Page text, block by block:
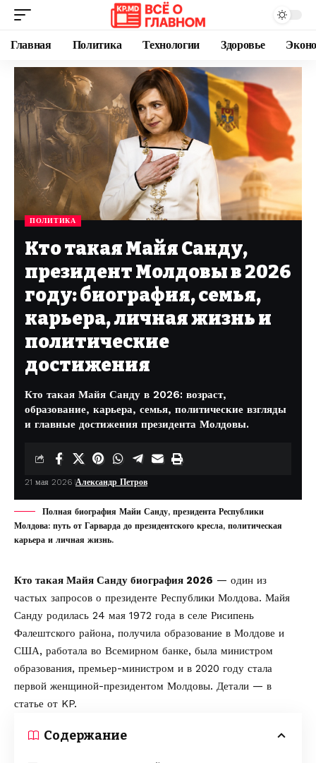
Главная Политика Технологии Здоровье
ПОЛИТИКА
Кто такая Майя Санду,
президент Молдовы в 2026
году: биография, семья,
карьера, личная жизнь и
политические
достижения
Кто такая Майя Санду в 2026: возраст,
образование, карьера, семья, политические взгляды
и главные достижения президента Молдовы.
21 мая 2026 Александр Петров
Полная биография Майи Санду, президента Республики
Молдова: путь от Гарварда до президентского кресла, политическая
карьера и личная жизнь.
Кто такая Майя Санду биография 2026 — один из
частых запросов о президенте Республики Молдова. Майя
Санду родилась 24 мая 1972 года в селе Рисипень
Фалештского района, получила образование в Молдове и
США, работала во Всемирном банке, была министром
образования, премьер-министром и в 2020 году стала
первой женщиной-президентом Молдовы. Детали — в
статье от KP.
Содержание